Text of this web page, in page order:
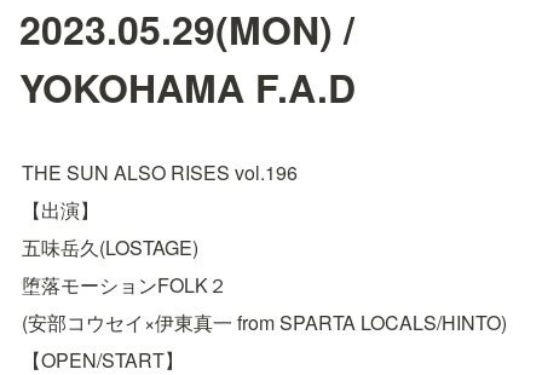
2023.05.29(MON) /
YOKOHAMA F.A.D
THE SUN ALSO RISES vol.196
【出演】
五味岳久(LOSTAGE)
堕落モーションFOLK２
(安部コウセイ×伊東真一 from SPARTA LOCALS/HINTO)
【OPEN/START】